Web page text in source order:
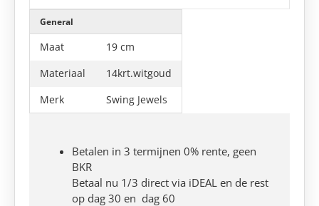
General
Maat
19 cm
Materiaal
14krt.witgoud
Merk
Swing Jewels
Betalen in 3 termijnen 0% rente, geen
BKR
Betaal nu 1/3 direct via iDEAL en de rest
op dag 30 en dag 60